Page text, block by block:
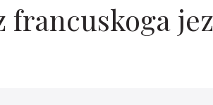
francuskoga